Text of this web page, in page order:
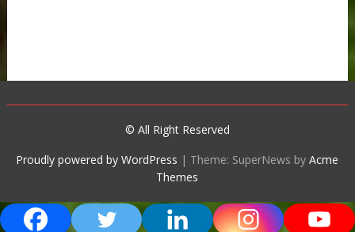
© All Right Reserved
Proudly powered by WordPress | Theme: SuperNews byAcme
Themes